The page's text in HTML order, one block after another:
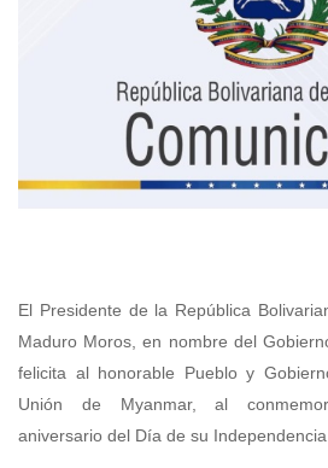
El Presidente de la República
Maduro Moros, en nombre del
felicita al honorable Pueblo y
Unión de Myanmar, al
aniversario del Día de su Independencia.